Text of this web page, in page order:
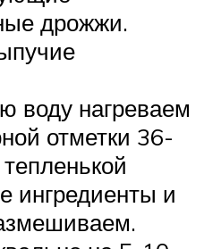
дрожжи.
воду нагреваем
отметки 36-
ингредиенты и